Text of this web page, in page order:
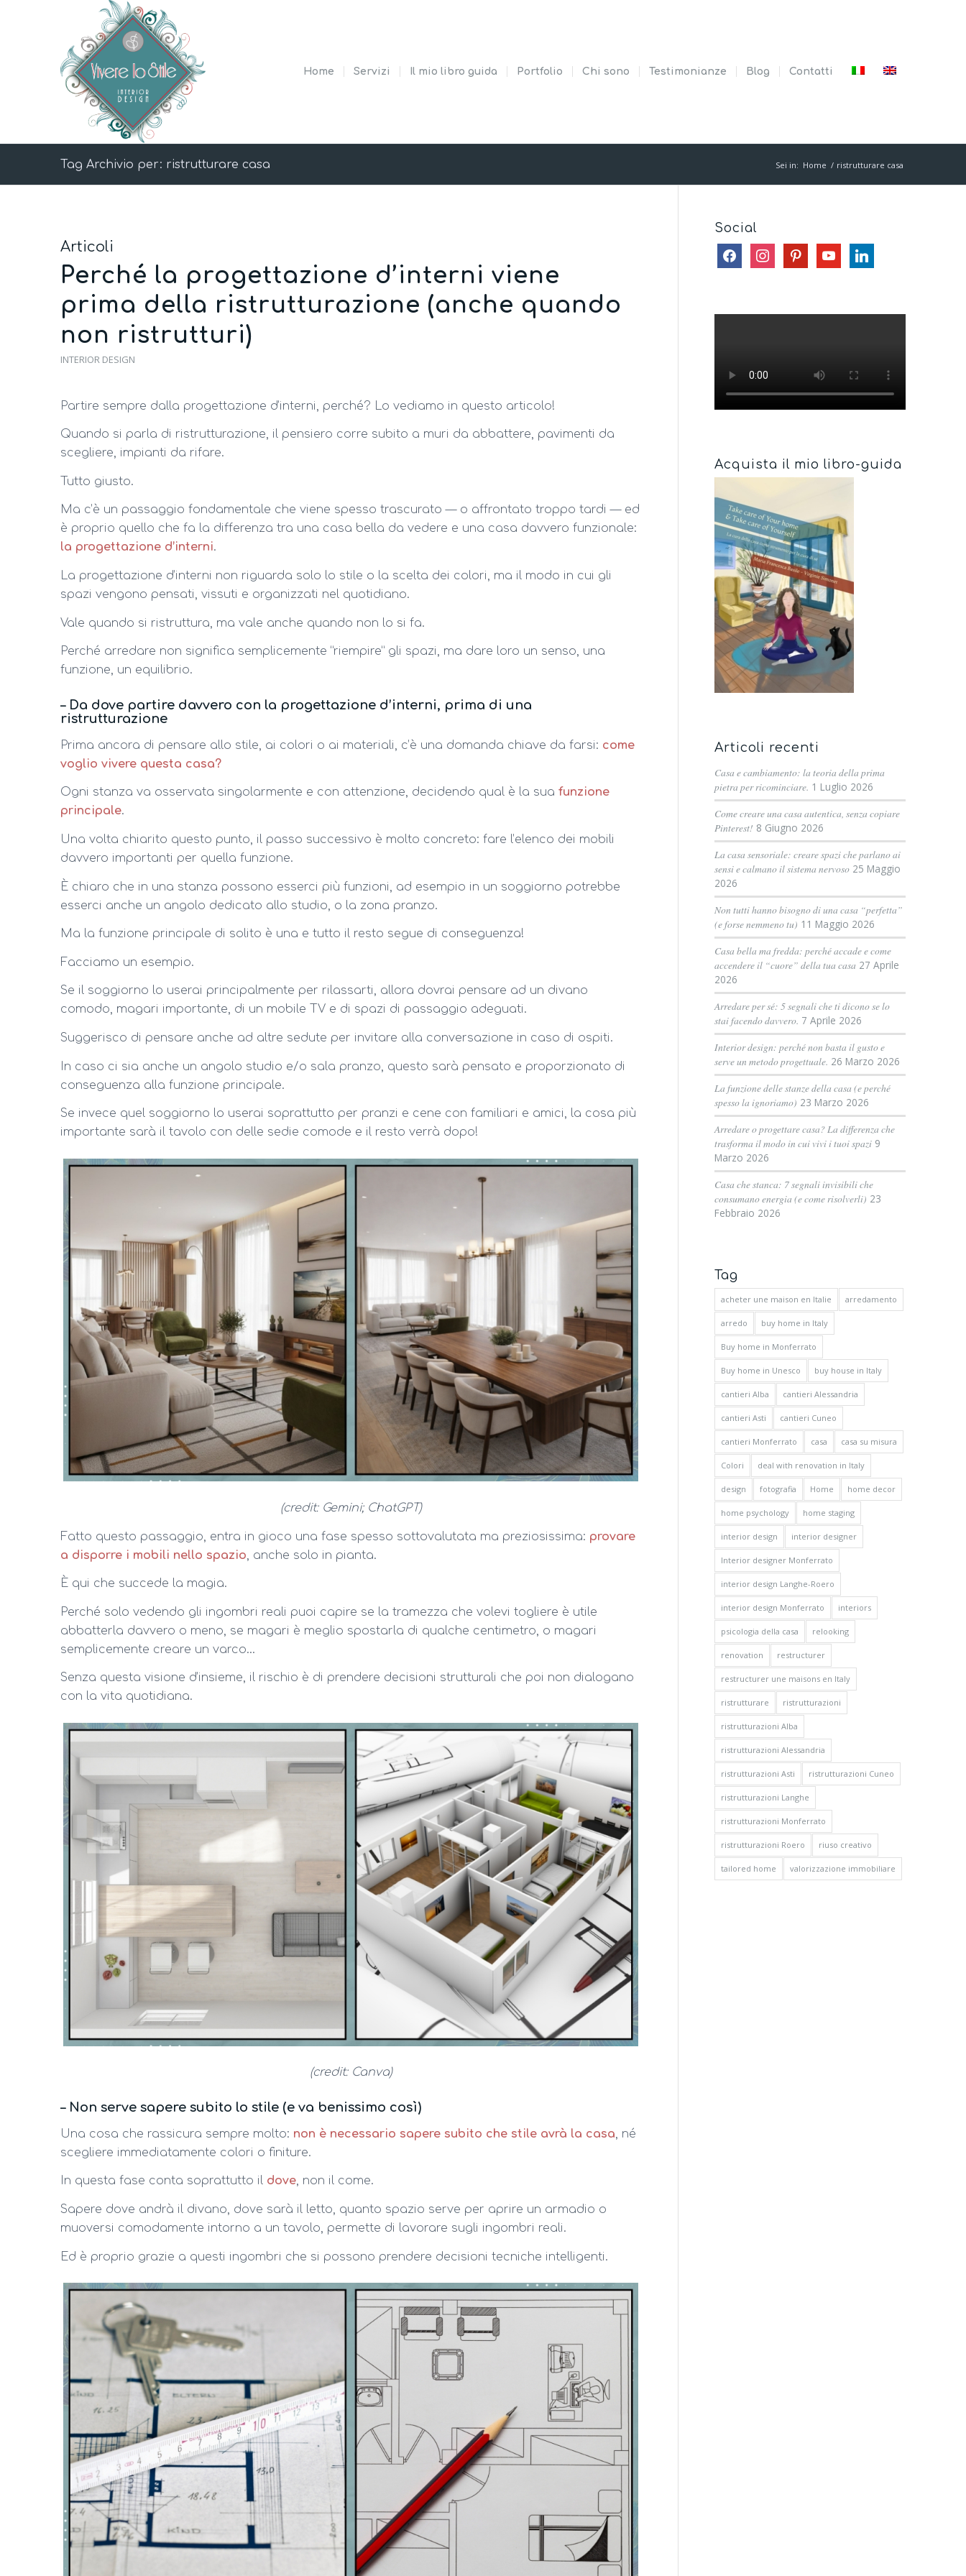
Home Servizi Il mio libro guida Portfolio Chi sono Testimonianze Blog Contatti
Tag Archivio per: ristrutturare casa Sei in: Home / ristrutturare casa
Articoli
Perché la progettazione d’interni viene
prima della ristrutturazione (anche quando
non ristrutturi)
INTERIOR DESIGN
Partire sempre dalla progettazione d’interni, perché? Lo vediamo in questo articolo!
Quando si parla di ristrutturazione, il pensiero corre subito a muri da abbattere, pavimenti da
scegliere, impianti da rifare.
Tutto giusto.
Ma c’è un passaggio fondamentale che viene spesso trascurato — o affrontato troppo tardi — ed
è proprio quello che fa la differenza tra una casa bella da vedere e una casa davvero funzionale:
la progettazione d’interni.
La progettazione d’interni non riguarda solo lo stile o la scelta dei colori, ma il modo in cui gli
spazi vengono pensati, vissuti e organizzati nel quotidiano.
Vale quando si ristruttura, ma vale anche quando non lo si fa.
Perché arredare non significa semplicemente “riempire” gli spazi, ma dare loro un senso, una
funzione, un equilibrio.
– Da dove partire davvero con la progettazione d’interni, prima di una
ristrutturazione
Prima ancora di pensare allo stile, ai colori o ai materiali, c’è una domanda chiave da farsi: come
voglio vivere questa casa?
Ogni stanza va osservata singolarmente e con attenzione, decidendo qual è la sua funzione
principale.
Una volta chiarito questo punto, il passo successivo è molto concreto: fare l’elenco dei mobili
davvero importanti per quella funzione.
È chiaro che in una stanza possono esserci più funzioni, ad esempio in un soggiorno potrebbe
esserci anche un angolo dedicato allo studio, o la zona pranzo.
Ma la funzione principale di solito è una e tutto il resto segue di conseguenza!
Facciamo un esempio.
Se il soggiorno lo userai principalmente per rilassarti, allora dovrai pensare ad un divano
comodo, magari importante, di un mobile TV e di spazi di passaggio adeguati.
Suggerisco di pensare anche ad altre sedute per invitare alla conversazione in caso di ospiti.
In caso ci sia anche un angolo studio e/o sala pranzo, questo sarà pensato e proporzionato di
conseguenza alla funzione principale.
Se invece quel soggiorno lo userai soprattutto per pranzi e cene con familiari e amici, la cosa più
importante sarà il tavolo con delle sedie comode e il resto verrà dopo!
(credit: Gemini; ChatGPT)
Fatto questo passaggio, entra in gioco una fase spesso sottovalutata ma preziosissima: provare
a disporre i mobili nello spazio , anche solo in pianta.
È qui che succede la magia.
Perché solo vedendo gli ingombri reali puoi capire se la tramezza che volevi togliere è utile
abbatterla davvero o meno, se magari è meglio spostarla di qualche centimetro, o magari
semplicemente creare un varco…
Senza questa visione d’insieme, il rischio è di prendere decisioni strutturali che poi non dialogano
con la vita quotidiana.
(credit: Canva)
– Non serve sapere subito lo stile (e va benissimo così)
Una cosa che rassicura sempre molto: non è necessario sapere subito che stile avrà la casa, né
scegliere immediatamente colori o finiture.
In questa fase conta soprattutto il dove, non il come.
Sapere dove andrà il divano, dove sarà il letto, quanto spazio serve per aprire un armadio o
muoversi comodamente intorno a un tavolo, permette di lavorare sugli ingombri reali.
Ed è proprio grazie a questi ingombri che si possono prendere decisioni tecniche intelligenti.
Social
facebookinstagrampinterestyoutubelinkedin
Acquista il mio libro-guida
Articoli recenti
Casa e cambiamento: la teoria della prima
pietra per ricominciare. 1 Luglio 2026
Come creare una casa autentica, senza copiare
Pinterest! 8 Giugno 2026
La casa sensoriale: creare spazi che parlano ai
sensi e calmano il sistema nervoso 25 Maggio
2026
Non tutti hanno bisogno di una casa “perfetta”
(e forse nemmeno tu) 11 Maggio 2026
Casa bella ma fredda: perché accade e come
accendere il “cuore” della tua casa 27 Aprile
2026
Arredare per sé: 5 segnali che ti dicono se lo
stai facendo davvero. 7 Aprile 2026
Interior design: perché non basta il gusto e
serve un metodo progettuale. 26 Marzo 2026
La funzione delle stanze della casa (e perché
spesso la ignoriamo) 23 Marzo 2026
Arredare o progettare casa? La differenza che
trasforma il modo in cui vivi i tuoi spazi 9
Marzo 2026
Casa che stanca: 7 segnali invisibili che
consumano energia (e come risolverli) 23
Febbraio 2026
Tag
acheter une maison en Italie arredamento
arredo buy home in Italy
Buy home in Monferrato
Buy home in Unesco buy house in Italy
cantieri Alba cantieri Alessandria
cantieri Asti cantieri Cuneo
cantieri Monferrato casa casa su misura
Colori deal with renovation in Italy
design fotografia Home home decor
home psychology home staging
interior design interior designer
Interior designer Monferrato
interior design Langhe-Roero
interior design Monferrato interiors
psicologia della casa relooking
renovation restructurer
restructurer une maisons en Italy
ristrutturare ristrutturazioni
ristrutturazioni Alba
ristrutturazioni Alessandria
ristrutturazioni Asti ristrutturazioni Cuneo
ristrutturazioni Langhe
ristrutturazioni Monferrato
ristrutturazioni Roero riuso creativo
tailored home valorizzazione immobiliare